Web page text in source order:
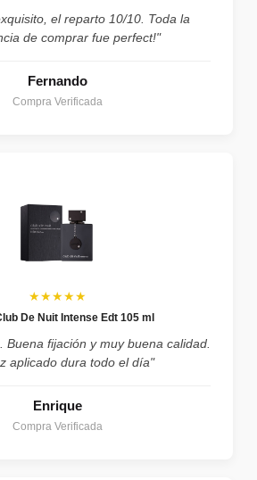
el reparto 10/10. Toda la
de comprar fue perfect!"
Fernando
Compra Verificada
★★★★★
De Nuit Intense Edt 105 ml
Buena fijación y muy buena calidad.
aplicado dura todo el día"
Enrique
Compra Verificada